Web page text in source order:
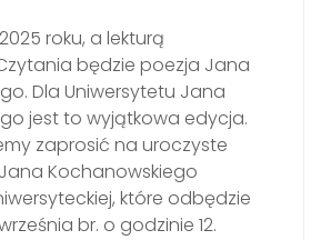
roku, a lekturą
będzie poezja Jana
Dla Uniwersytetu Jana
jest to wyjątkowa edycja.
zaprosić na uroczyste
Kochanowskiego
które odbędzie
br. o godzinie 12.